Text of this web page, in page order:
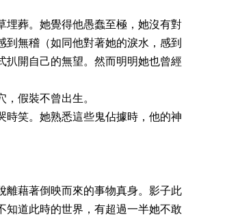
埋葬。她覺得他愚蠢至極，她沒有對
無稽（如同他對著她的淚水，感到
扒開自己的無望。然而明明她也曾經
假裝不曾出生。
時笑。她熟悉這些鬼佔據時，他的神
離藉著倒映而來的事物真身。影子此
知道此時的世界，有超過一半她不敢